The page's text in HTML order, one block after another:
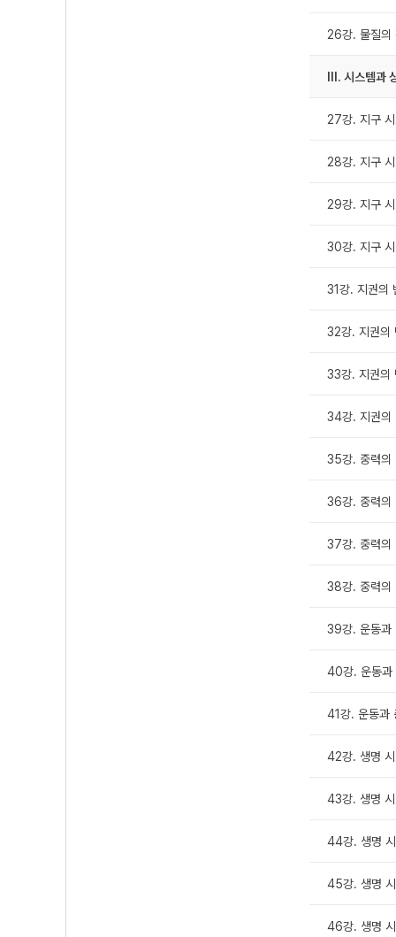
26강. 물질의
Ⅲ. 시스템과
27강. 지구
28강. 지구
29강. 지구
30강. 지구
31강. 지권의
32강. 지권의
33강. 지권의
34강. 지권의
35강. 중력의
36강. 중력의
37강. 중력의
38강. 중력의
39강. 운동과
40강. 운동과
41강. 운동과
42강. 생명
43강. 생명
44강. 생명
45강. 생명
46강. 생명